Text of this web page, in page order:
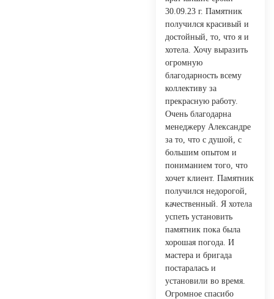
30.09.23 г. Памятник
получился красивый и
достойный, то, что я и
хотела. Хочу выразить
огромную
благодарность всему
коллективу за
прекрасную работу.
Очень благодарна
менеджеру Александре
за то, что с душой, с
большим опытом и
пониманием того, что
хочет клиент. Памятник
получился недорогой,
качественный. Я хотела
успеть установить
памятник пока была
хорошая погода. И
мастера и бригада
постаралась и
установили во время.
Огромное спасибо